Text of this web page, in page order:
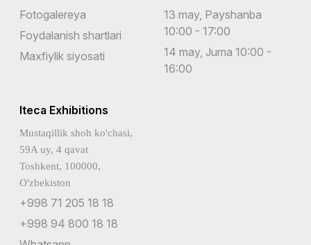
Fotogalereya
Foydalanish shartlari
Maxfiylik siyosati
13 may, Payshanba
10:00 - 17:00
14 may, Juma 10:00 -
16:00
Iteca Exhibitions
Mustaqillik shoh ko'chasi,
59A uy, 4 qavat
Toshkent, 100000,
O'zbekiston
+998 71 205 18 18
+998 94 800 18 18